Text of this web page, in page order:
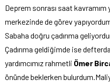
Deprem sonrası saat
merkezinde de görev
Sabaha doğru çadırıma
Çadırıma geldiğimde ise
yardımcımız rahmetli Ömer
önünde beklerken